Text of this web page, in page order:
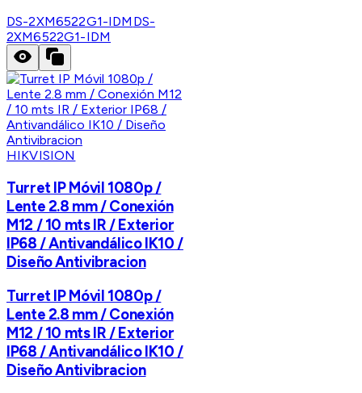
DS-2XM6522G1-IDM DS-
2XM6522G1-IDM
HIKVISION
Turret IP Móvil 1080p /
Lente 2.8 mm / Conexión
M12 / 10 mts IR / Exterior
IP68 / Antivandálico IK10 /
Diseño Antivibracion
Turret IP Móvil 1080p /
Lente 2.8 mm / Conexión
M12 / 10 mts IR / Exterior
IP68 / Antivandálico IK10 /
Diseño Antivibracion